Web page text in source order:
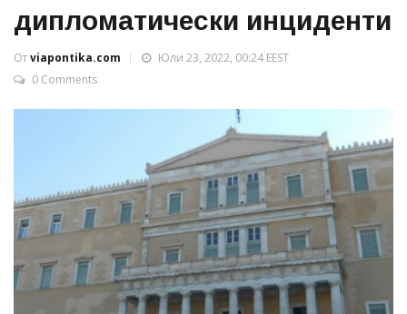
дипломатически инциденти
Отviapontika.com
Юли 23, 2022, 00:24 EEST
0 Comments